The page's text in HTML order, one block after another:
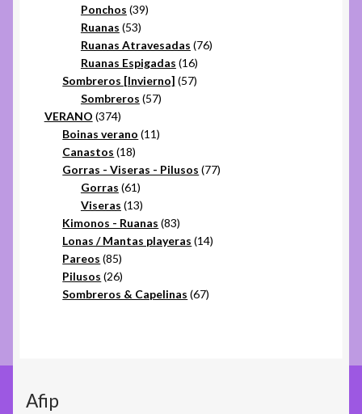
productos
Ponchos 3939
Ruanas 5353
productos
Ruanas Atravesadas 7676
Ruanas Espigadas 1616
productos
Sombreros [Invierno] 5757
Sombreros 5757
VERANO 374374
productos
Boinas verano 1111
Canastos 1818
productos
Gorras - Viseras - Pilusos 7777
Gorras 6161
productos
Viseras 1313
productos
Kimonos - Ruanas 8383
productos
Lonas / Mantas playeras 1414
Pareos 8585
productos
Pilusos 2626
productos
Sombreros & Capelinas 6767
Afip